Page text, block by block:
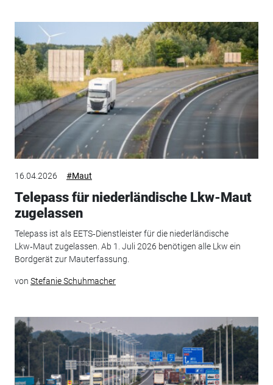
16.04.2026 #Maut
Telepass für niederländische Lkw-Maut
zugelassen
Telepass ist als EETS‑Dienstleister für die niederländische
Lkw‑Maut zugelassen. Ab 1. Juli 2026 benötigen alle Lkw ein
Bordgerät zur Mauterfassung.
von Stefanie Schuhmacher